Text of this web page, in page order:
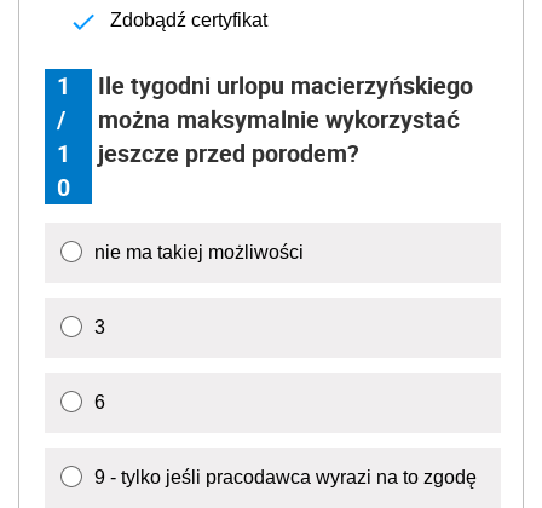
Zdobądź certyfikat
1
/
1
0
Ile tygodni urlopu macierzyńskiego
można maksymalnie wykorzystać
jeszcze przed porodem?
nie ma takiej możliwości
3
6
9 - tylko jeśli pracodawca wyrazi na to zgodę